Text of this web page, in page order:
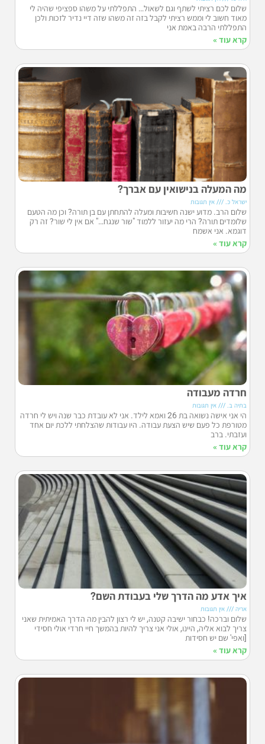
שלום לכם רציתי לשתף וגם לשאול… התפללתי על משהו ספציפי שהיה לי
מאוד חשוב לי וממש רציתי לקבל בזה זה משהו שזה דיי נדיר לזכות ולכן
התפללתי הרבה באמת אני
קרא עוד »
מה המעלה בנישואין עם אברך?
ישראל כ. אין תגובות
שלום הרב. מדוע ישנה חשיבות ומעלה להתחתן עם בן תורה? וכן מה הטעם
שלומדים תורה? הרי מה יעזור ללמוד "שור שנגח…" אם אין לי שור? זה רק
דוגמא. אני אשמח
קרא עוד »
חרדה מעבודה
בתיה ב. אין תגובות
הי אני אישה נשואה בת 26 ואמא לילד. אני לא עובדת כבר שנה ויש לי חרדה
מטורפת כל פעם שיש הצעת עבודה. היו עבודות שהצלחתי ללכת יום אחד
ועזבתי. ברב
קרא עוד »
איך אדע מה הדרך שלי בעבודת השם?
אריה אין תגובות
שלום וברכה! כבחור ישיבה קטנה, יש לי רצון להבין מה הדרך האמיתית שאני
צריך לבוא אליה, היינו, אולי אני צריך להיות בהמשך חיי חרדי אולי חסידי
[ואפי' שם יש חסידות
קרא עוד »